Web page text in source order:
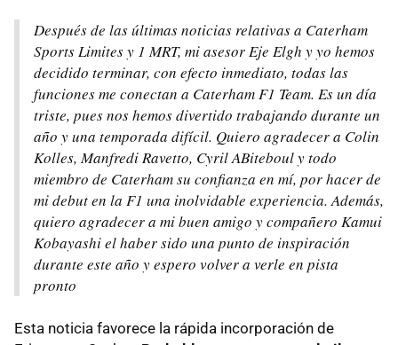
Después de las últimas noticias relativas a Caterham
Sports Limites y 1 MRT, mi asesor Eje Elgh y yo hemos
decidido terminar, con efecto inmediato, todas las
funciones me conectan a Caterham F1 Team. Es un día
triste, pues nos hemos divertido trabajando durante un
año y una temporada difícil. Quiero agradecer a Colin
Kolles, Manfredi Ravetto, Cyril ABiteboul y todo
miembro de Caterham su confianza en mí, por hacer de
mi debut en la F1 una inolvidable experiencia. Además,
quiero agradecer a mi buen amigo y compañero Kamui
Kobayashi el haber sido una punto de inspiración
durante este año y espero volver a verle en pista
pronto
Esta noticia favorece la rápida incorporación de